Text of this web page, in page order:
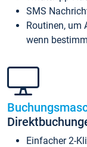
SMS
Routinen, um
wenn
Einfacher 2-